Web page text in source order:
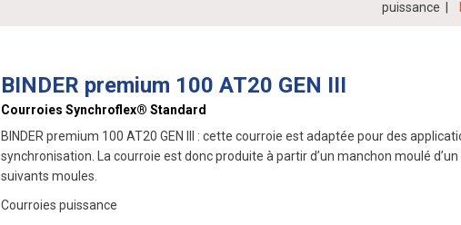
puissance
BINDER premium 100 AT20 GEN III
Courroies Synchroflex® Standard
BINDER premium 100 AT20 GEN III : cette courroie est adaptée pour des
synchronisation. La courroie est donc produite à partir d’un manchon moulé
suivants moules.
Courroies puissance